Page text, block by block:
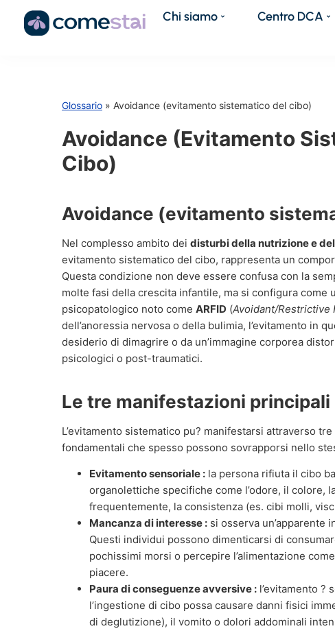
Chi siamo Centro DCA
Glossario » Avoidance (evitamento sistematico del cibo)
Avoidance (evitamento
Cibo)
Avoidance (evitamento
Nel complesso ambito dei disturbi della nutrizione e
evitamento sistematico del cibo, rappresenta un
Questa condizione non deve essere confusa con la
molte fasi della crescita infantile, ma si configura come
psicopatologico noto come ARFID (Avoidant/Restrictive
dell’anoressia nervosa o della bulimia, l’evitamento in
desiderio di dimagrire o da un’immagine corporea
psicologici o post-traumatici.
Le tre manifestazioni principali
L’evitamento sistematico pu? manifestarsi attraverso
fondamentali che spesso possono sovrapporsi nello
Evitamento sensoriale : la persona rifiuta il cibo
organolettiche specifiche come l’odore, il colore,
frequentemente, la consistenza (es. cibi molli,
Mancanza di interesse : si osserva un’apparente
Questi individui possono dimenticarsi di
pochissimi morsi o percepire l’alimentazione
piacere.
Paura di conseguenze avversive : l’evitamento ?
l’ingestione di cibo possa causare danni fisici
di deglutizione), il vomito o dolori addominali